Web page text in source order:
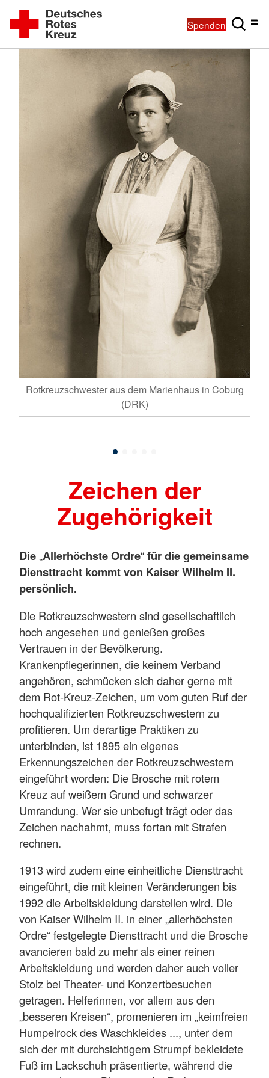
Spenden
Rotkreuzschwester aus dem Marienhaus in Coburg
(DRK)
Zeichen der
Zugehörigkeit
Die„Allerhöchste Ordre“für die gemeinsame
Diensttracht kommt von Kaiser Wilhelm II.
persönlich.
Die Rotkreuzschwestern sind gesellschaftlich
hoch angesehen und genießen großes
Vertrauen in der Bevölkerung.
Krankenpflegerinnen, die keinem Verband
angehören, schmücken sich daher gerne mit
dem Rot-Kreuz-Zeichen, um vom guten Ruf der
hochqualifizierten Rotkreuzschwestern zu
profitieren. Um derartige Praktiken zu
unterbinden, ist 1895 ein eigenes
Erkennungszeichen der Rotkreuzschwestern
eingeführt worden: Die Brosche mit rotem
Kreuz auf weißem Grund und schwarzer
Umrandung. Wer sie unbefugt trägt oder das
Zeichen nachahmt, muss fortan mit Strafen
rechnen.
1913 wird zudem eine einheitliche Diensttracht
eingeführt, die mit kleinen Veränderungen bis
1992 die Arbeitskleidung darstellen wird. Die
von Kaiser Wilhelm II. in einer „allerhöchsten
Ordre“ festgelegte Diensttracht und die Brosche
avancieren bald zu mehr als einer reinen
Arbeitskleidung und werden daher auch voller
Stolz bei Theater- und Konzertbesuchen
getragen. Helferinnen, vor allem aus den
„besseren Kreisen“, promenieren im „keimfreien
Humpelrock des Waschkleides ..., unter dem
sich der mit durchsichtigem Strumpf bekleidete
Fuß im Lackschuh präsentierte, während die